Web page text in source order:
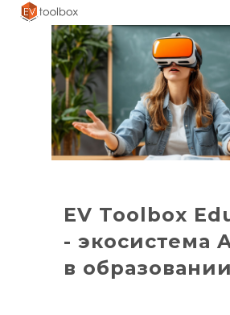
EV Toolbox
- экосистема
в образовании